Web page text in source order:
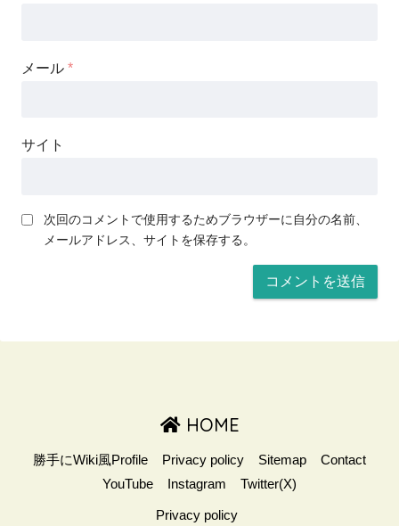
メール *
サイト
次回のコメントで使用するためブラウザーに自分の名前、
メールアドレス、サイトを保存する。
HOME
勝手にWiki風Profile Privacy policy Sitemap
Contact
YouTube
Instagram Twitter(X)
Privacy policy